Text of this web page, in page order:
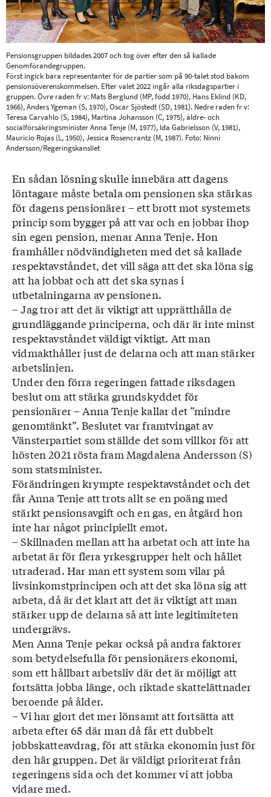
Pensionsgruppen bildades 2007 och tog över efter den så kallade
Genomförandegruppen.
Först ingick bara representanter för de partier som på 90-talet stod bakom
pensionsöverenskommelsen. Efter valet 2022 ingår alla riksdagspartier i
gruppen. Övre raden fr v: Mats Berglund (MP, född 1970), Hans Eklind (KD,
1966), Anders Ygeman (S, 1970), Oscar Sjöstedt (SD, 1981). Nedre raden fr v:
Teresa Carvahlo (S, 1984), Martina Johansson (C, 1975), äldre- och
socialförsäkringsminister Anna Tenje (M, 1977), Ida Gabrielsson (V, 1981),
Mauricio Rojas (L, 1950), Jessica Rosencrantz (M, 1987). Foto: Ninni
Andersson/Regeringskansliet
En sådan lösning skulle innebära att dagens
löntagare måste betala om pensionen ska stärkas
för dagens pensionärer – ett brott mot systemets
princip som bygger på att var och en jobbar ihop
sin egen pension, menar Anna Tenje. Hon
framhåller nödvändigheten med det så kallade
respektavståndet, det vill säga att det ska löna sig
att ha jobbat och att det ska synas i
utbetalningarna av pensionen.
– Jag tror att det är viktigt att upprätthålla de
grundläggande principerna, och där är inte minst
respektavståndet väldigt viktigt. Att man
vidmakthåller just de delarna och att man stärker
arbetslinjen.
Under den förra regeringen fattade riksdagen
beslut om att stärka grundskyddet för
pensionärer – Anna Tenje kallar det ”mindre
genomtänkt”. Beslutet var framtvingat av
Vänsterpartiet som ställde det som villkor för att
hösten 2021 rösta fram Magdalena Andersson (S)
som statsminister.
Förändringen krympte respektavståndet och det
får Anna Tenje att trots allt se en poäng med
stärkt pensionsavgift och en gas, en åtgärd hon
inte har något principiellt emot.
– Skillnaden mellan att ha arbetat och att inte ha
arbetat är för flera yrkesgrupper helt och hållet
utraderad. Har man ett system som vilar på
livsinkomstprincipen och att det ska löna sig att
arbeta, då är det klart att det är viktigt att man
stärker upp de delarna så att inte legitimiteten
undergrävs.
Men Anna Tenje pekar också på andra faktorer
som betydelsefulla för pensionärers ekonomi,
som ett hållbart arbetsliv där det är möjligt att
fortsätta jobba länge, och riktade skattelättnader
beroende på ålder.
– Vi har gjort det mer lönsamt att fortsätta att
arbeta efter 65 där man då får ett dubbelt
jobbskatteavdrag, för att stärka ekonomin just för
den här gruppen. Det är väldigt prioriterat från
regeringens sida och det kommer vi att jobba
vidare med.